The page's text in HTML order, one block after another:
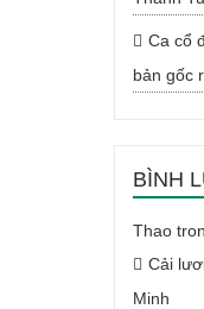
Ca cổ
bản gốc
BÌNH
Thao
Cải
Minh